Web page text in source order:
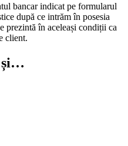
bancar indicat pe formularul
după ce intrăm în posesia
prezintă în aceleași condiții ca
client.
și…